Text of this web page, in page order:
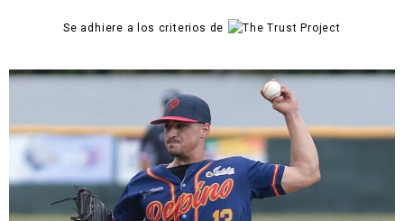
Se adhiere a los criterios de